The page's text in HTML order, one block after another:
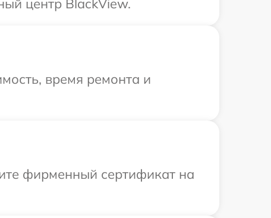
время ремонта и
фирменный сертификат на